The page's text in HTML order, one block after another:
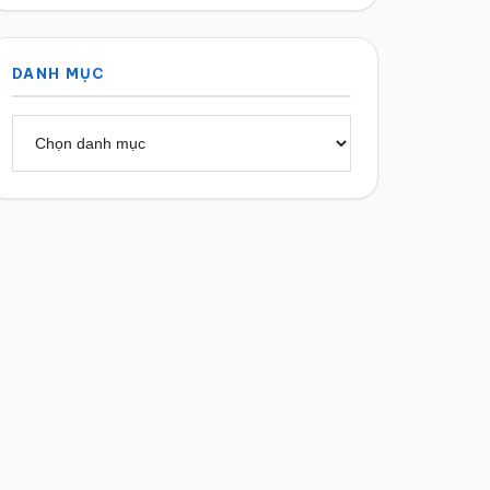
DANH MỤC